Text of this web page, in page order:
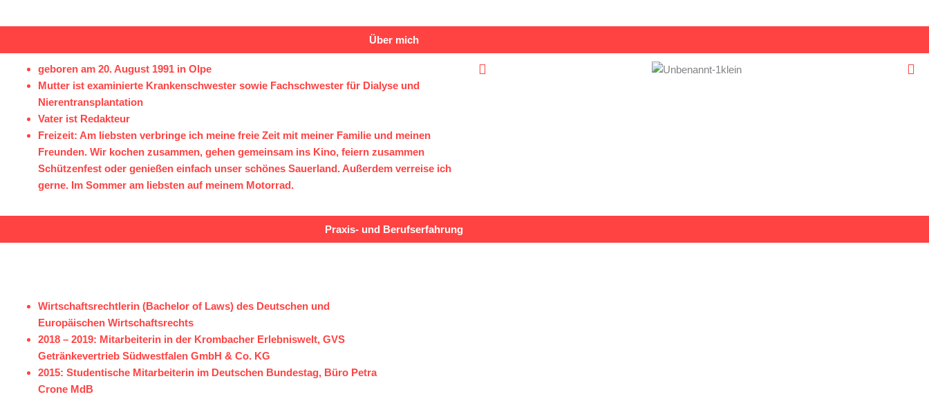
Über mich
geboren am 20. August 1991 in Olpe
Mutter ist examinierte Krankenschwester sowie Fachschwester für Dialyse und
Nierentransplantation
Vater ist Redakteur
Freizeit: Am liebsten verbringe ich meine freie Zeit mit meiner Familie und meinen
Freunden. Wir kochen zusammen, gehen gemeinsam ins Kino, feiern zusammen
Schützenfest oder genießen einfach unser schönes Sauerland. Außerdem verreise ich
gerne. Im Sommer am liebsten auf meinem Motorrad.
Praxis- und Berufserfahrung
Wirtschaftsrechtlerin (Bachelor of Laws) des Deutschen und
Europäischen Wirtschaftsrechts
2018 – 2019: Mitarbeiterin in der Krombacher Erlebniswelt, GVS
Getränkevertrieb Südwestfalen GmbH & Co. KG
2015: Studentische Mitarbeiterin im Deutschen Bundestag, Büro Petra
Crone MdB